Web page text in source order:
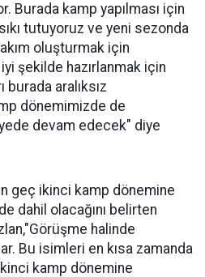
Burada kamp yapılması için
tutuyoruz ve yeni sezonda
oluşturmak için
şekilde hazırlanmak için
burada aralıksız
dönemimizde de
devam edecek" diye
en geç ikinci kamp dönemine
dahil olacağını belirten
halinde
Bu isimleri en kısa zamanda
kamp dönemine